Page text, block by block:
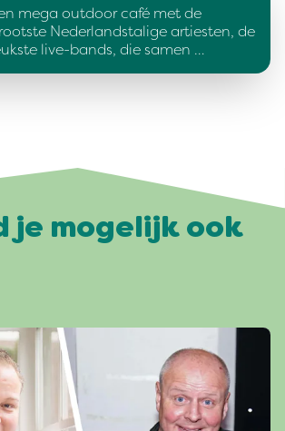
mega outdoor café met de
Nederlandstalige artiesten, de
live-bands, die samen …
je mogelijk ook